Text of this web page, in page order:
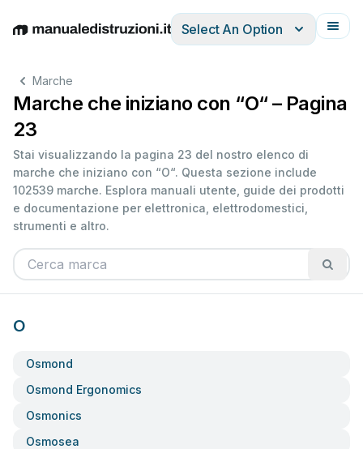
EnglishDeutschEspañolItalianoFrançais
Select An Option
Marche
Marche che iniziano con “O“ – Pagina
23
Stai visualizzando la pagina 23 del nostro elenco di
marche che iniziano con “O“. Questa sezione include
102539 marche. Esplora manuali utente, guide dei prodotti
e documentazione per elettronica, elettrodomestici,
strumenti e altro.
O
Osmond
Osmond Ergonomics
Osmonics
Osmosea